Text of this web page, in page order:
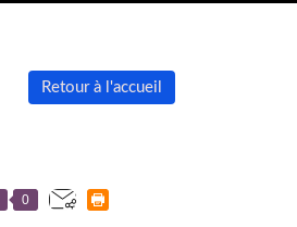
Retour à l'accueil
0